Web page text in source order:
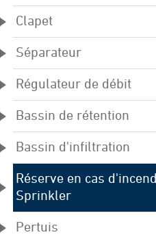
Clapet
Séparateur
Régulateur de débit
Bassin de rétention
Bassin d'infiltration
Réserve en cas
Sprinkler
Pertuis